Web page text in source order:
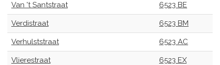
Van 't Santstraat 6523 BE
Verdistraat 6523 BM
Verhulststraat 6523 AC
Vlierestraat 6523 EX